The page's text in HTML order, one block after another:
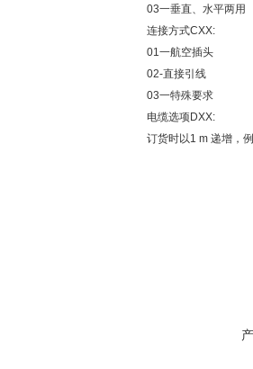
03一垂直、水平两用
连接方式CXX:
01一航空插头
02-直接引线
03一特殊要求
电缆选项DXX:
订货时以1 m 递增，